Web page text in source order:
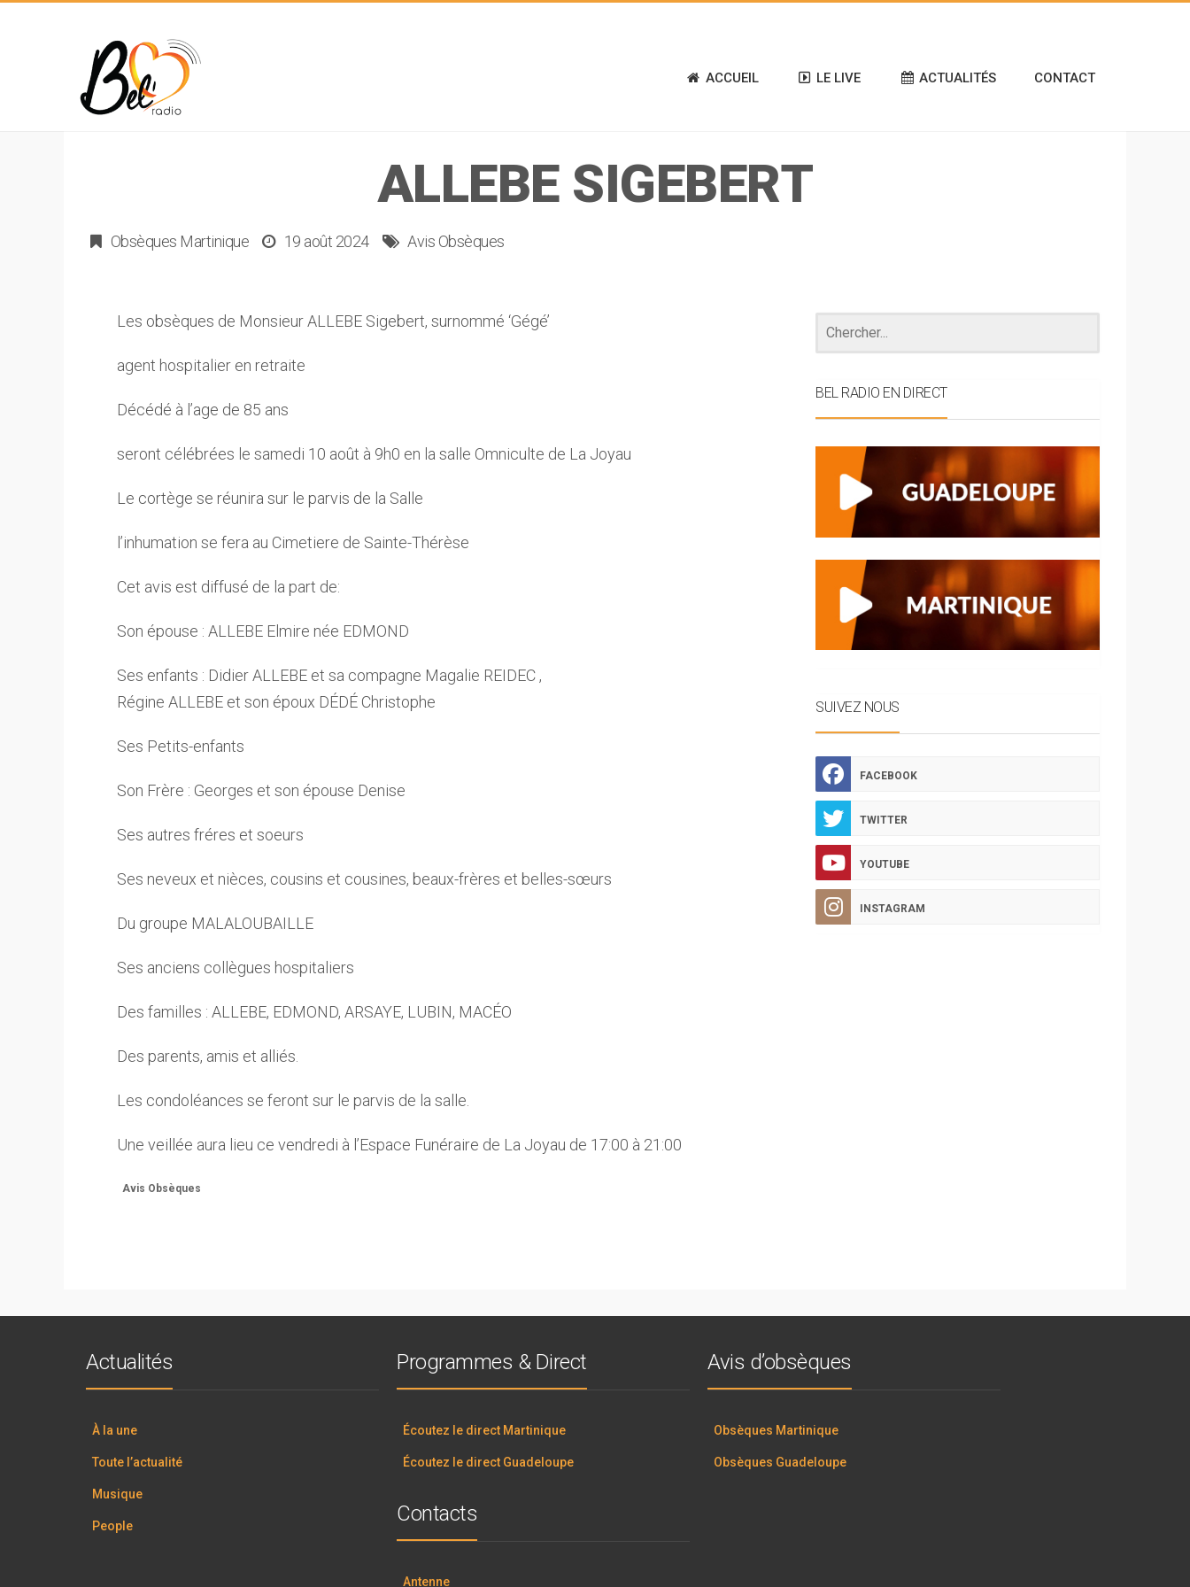
ACCUEIL LE LIVE ACTUALITÉS CONTACT
ALLEBE SIGEBERT
Obsèques Martinique 19 août 2024 Avis Obsèques
Les obsèques de Monsieur ALLEBE Sigebert, surnommé ‘Gégé’
agent hospitalier en retraite
Décédé à l’age de 85 ans
seront célébrées le samedi 10 août à 9h0 en la salle Omniculte de La Joyau
Le cortège se réunira sur le parvis de la Salle
l’inhumation se fera au Cimetiere de Sainte-Thérèse
Cet avis est diffusé de la part de:
Son épouse : ALLEBE Elmire née EDMOND
Ses enfants : Didier ALLEBE et sa compagne Magalie REIDEC ,
Régine ALLEBE et son époux DÉDÉ Christophe
Ses Petits-enfants
Son Frère : Georges et son épouse Denise
Ses autres fréres et soeurs
Ses neveux et nièces, cousins et cousines, beaux-frères et belles-sœurs
Du groupe MALALOUBAILLE
Ses anciens collègues hospitaliers
Des familles : ALLEBE, EDMOND, ARSAYE, LUBIN, MACÉO
Des parents, amis et alliés.
Les condoléances se feront sur le parvis de la salle.
Une veillée aura lieu ce vendredi à l’Espace Funéraire de La Joyau de 17:00 à 21:00
Avis Obsèques
BEL RADIO EN DIRECT
SUIVEZ NOUS
FACEBOOK
TWITTER
YOUTUBE
INSTAGRAM
Actualités
À la une
Toute l’actualité
Musique
People
Programmes & Direct
Écoutez le direct Martinique
Écoutez le direct Guadeloupe
Avis d’obsèques
Obsèques Martinique
Obsèques Guadeloupe
Contacts
Antenne